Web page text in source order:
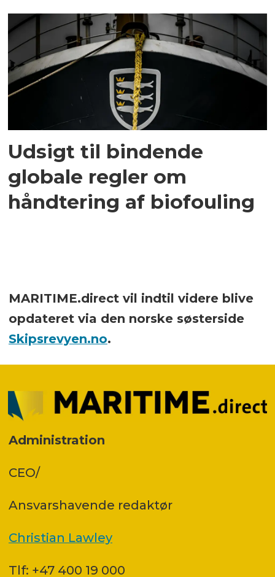
Udsigt til bindende
globale regler om
håndtering af biofouling
MARITIME.direct vil indtil videre blive
opdateret via den norske søsterside
Skipsrevyen.no.
Administration
CEO/
Ansvars­havende redaktør
Christian Lawley
Tlf: +47 400 19 000